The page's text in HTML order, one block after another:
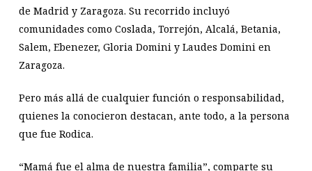
de Madrid y Zaragoza. Su recorrido incluyó
comunidades como Coslada, Torrejón, Alcalá, Betania,
Salem, Ebenezer, Gloria Domini y Laudes Domini en
Zaragoza.
Pero más allá de cualquier función o responsabilidad,
quienes la conocieron destacan, ante todo, a la persona
que fue Rodica.
“Mamá fue el alma de nuestra familia”, comparte su